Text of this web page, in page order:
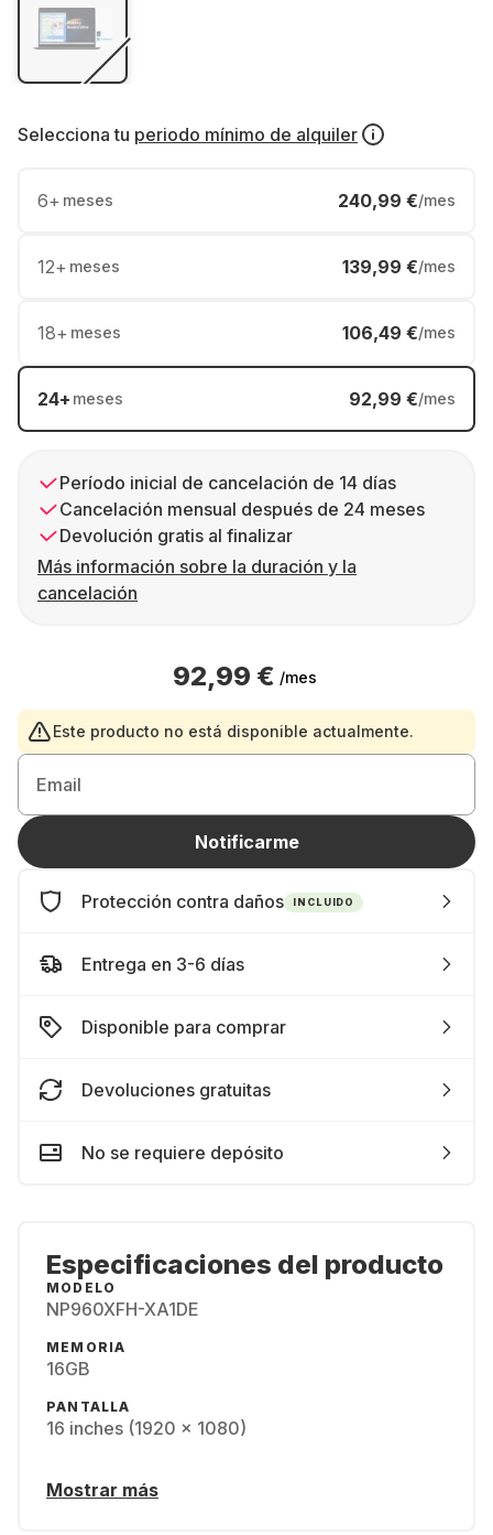
Selecciona tu periodo mínimo de alquiler
6+ meses 240,99 €/mes
12+ meses 139,99 €/mes
18+ meses 106,49 €/mes
24+ meses 92,99 €/mes
Período inicial de cancelación de 14 días
Cancelación mensual después de 24 meses
Devolución gratis al finalizar
Más información sobre la duración y la
cancelación
92,99 € /mes
Este producto no está disponible actualmente.
Email
Notificarme
Protección contra daños INCLUIDO
Entrega en 3-6 días
Disponible para comprar
Devoluciones gratuitas
No se requiere depósito
Especificaciones del producto
MODELO
NP960XFH-XA1DE
MEMORIA
16GB
PANTALLA
16 inches (1920 x 1080)
Mostrar más